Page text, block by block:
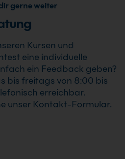
Prozesse und
individuell an die
gerne weiter
Kursen und
eine individuelle
ein Feedback geben?
bis freitags von 8:00 bis
erreichbar.
unser Kontakt-Formular.